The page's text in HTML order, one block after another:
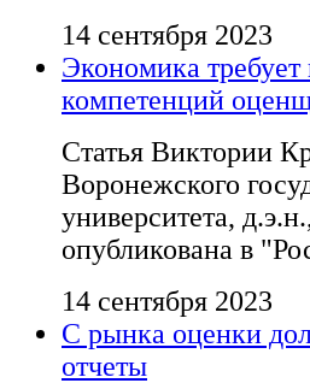
14 сентября 2023
Экономика требует
компетенций
Статья Виктории
Воронежского
университета,
опубликована в
14 сентября 2023
С рынка оценки
отчеты